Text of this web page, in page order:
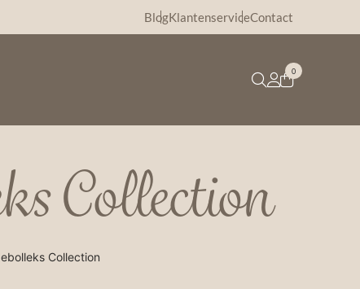
BlogKlantenserviceContact
0
Collection
Collection